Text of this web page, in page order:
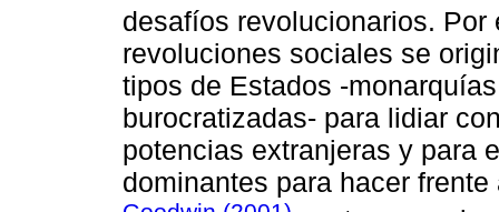
desafíos revolucionarios.
revoluciones sociales se
tipos de Estados -
burocratizadas- para lidiar
potencias extranjeras y para
dominantes para hacer